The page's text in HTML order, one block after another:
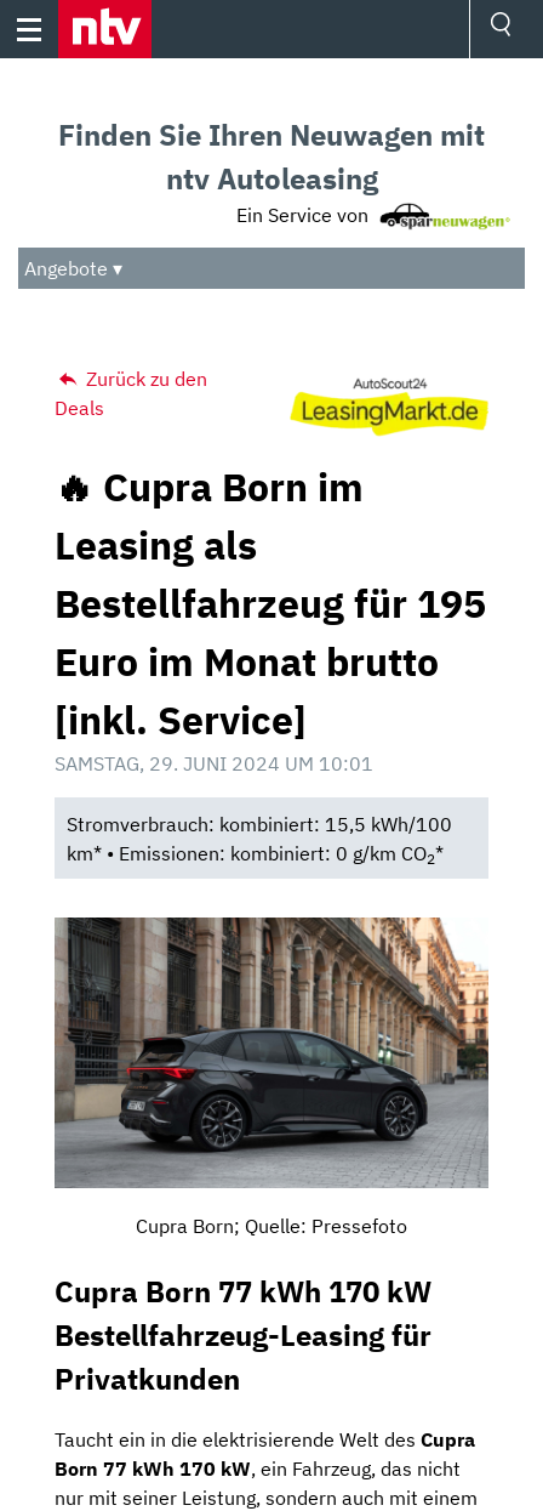
Skip
Audio
Das Beste
Finden Sie Ihren Neuwagen mit
ntv Autoleasing
Ein Service von
Angebote ▾
Zurück zu den
Deals
🔥 Cupra Born im
Leasing als
Bestellfahrzeug für 195
Euro im Monat brutto
[inkl. Service]
SAMSTAG, 29. JUNI 2024 UM 10:01
Stromverbrauch: kombiniert: 15,5 kWh/100
km* • Emissionen: kombiniert: 0 g/km CO2*
Cupra Born; Quelle: Pressefoto
Cupra Born 77 kWh 170 kW
Bestellfahrzeug-Leasing für
Privatkunden
Taucht ein in die elektrisierende Welt des Cupra
Born 77 kWh 170 kW, ein Fahrzeug, das nicht
nur mit seiner Leistung, sondern auch mit einem